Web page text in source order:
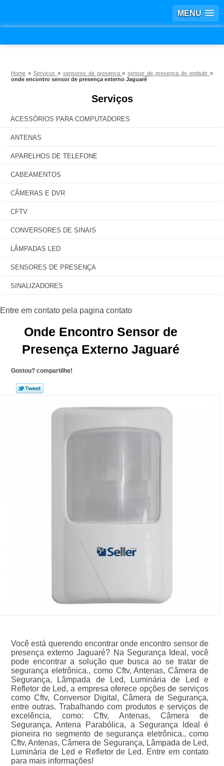
MENU
Home »Serviços» sensores de presença»sensor de presença de embutir »
onde encontro sensor de presença externo Jaguaré
Serviços
ACESSÓRIOS PARA COMPUTADORES
ANTENAS
APARELHOS DE TELEFONE
CABEAMENTOS
CÂMERAS E DVR
CFTV
CONVERSORES DE SINAIS
LÂMPADAS LED
SENSORES DE PRESENÇA
SINALIZADORES
Onde Encontro Sensor de
Presença Externo Jaguaré
Gostou? compartilhe!
Você está querendo encontrar onde encontro sensor de
presença externo Jaguaré? Na Segurança Ideal, você
pode encontrar a solução que busca ao se tratar de
segurança eletrônica., como Cftv, Antenas, Câmera de
Segurança, Lâmpada de Led, Luminária de Led e
Refletor de Led, a empresa oferece opções de serviços
como Cftv, Conversor Digital, Câmera de Segurança,
entre outras. Trabalhando com produtos e serviços de
excelência, como: Cftv, Antenas, Câmera de
Segurança, Antena Parabólica, a Segurança Ideal é
pioneira no segmento de segurança eletrônica., como
Cftv, Antenas, Câmera de Segurança, Lâmpada de Led,
Luminária de Led e Refletor de Led. Entre em contato
para mais informações!